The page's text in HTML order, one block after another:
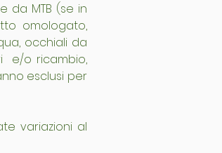
da MTB (se in
omologato,
occhiali da
e/o ricambio,
esclusi per
variazioni al